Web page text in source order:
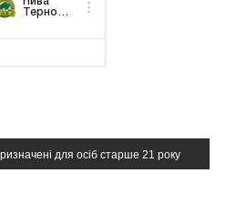
для осіб старше 21 року